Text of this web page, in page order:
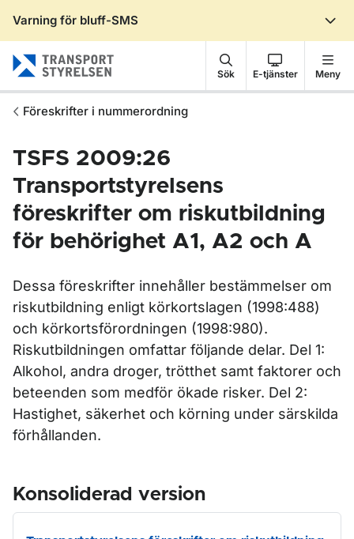
Varning för bluff-SMS
Sök E-tjänster Meny
Föreskrifter i nummerordning
TSFS 2009:26
Transportstyrelsens
föreskrifter om riskutbildning
för behörighet A1, A2 och A
Dessa föreskrifter innehåller bestämmelser om
riskutbildning enligt körkortslagen (1998:488)
och körkortsförordningen (1998:980).
Riskutbildningen omfattar följande delar. Del 1:
Alkohol, andra droger, trötthet samt faktorer och
beteenden som medför ökade risker. Del 2:
Hastighet, säkerhet och körning under särskilda
förhållanden.
Konsoliderad version